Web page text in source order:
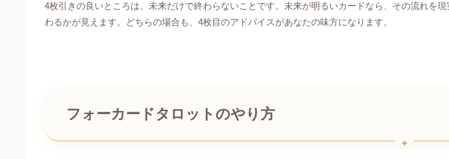
4枚引きの良いところは、未来だけで終わらないことです。未来が明るいカードなら、その流れを
わるかが見えます。どちらの場合も、4枚目のアドバイスがあなたの味方になります。
フォーカードタロットのやり方